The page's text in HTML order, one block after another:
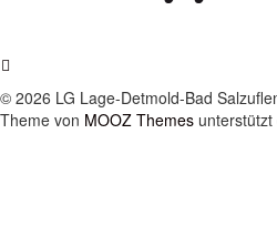
© 2026 LG Lage-Detmold-Bad
Theme von MOOZ Themes unterstützt